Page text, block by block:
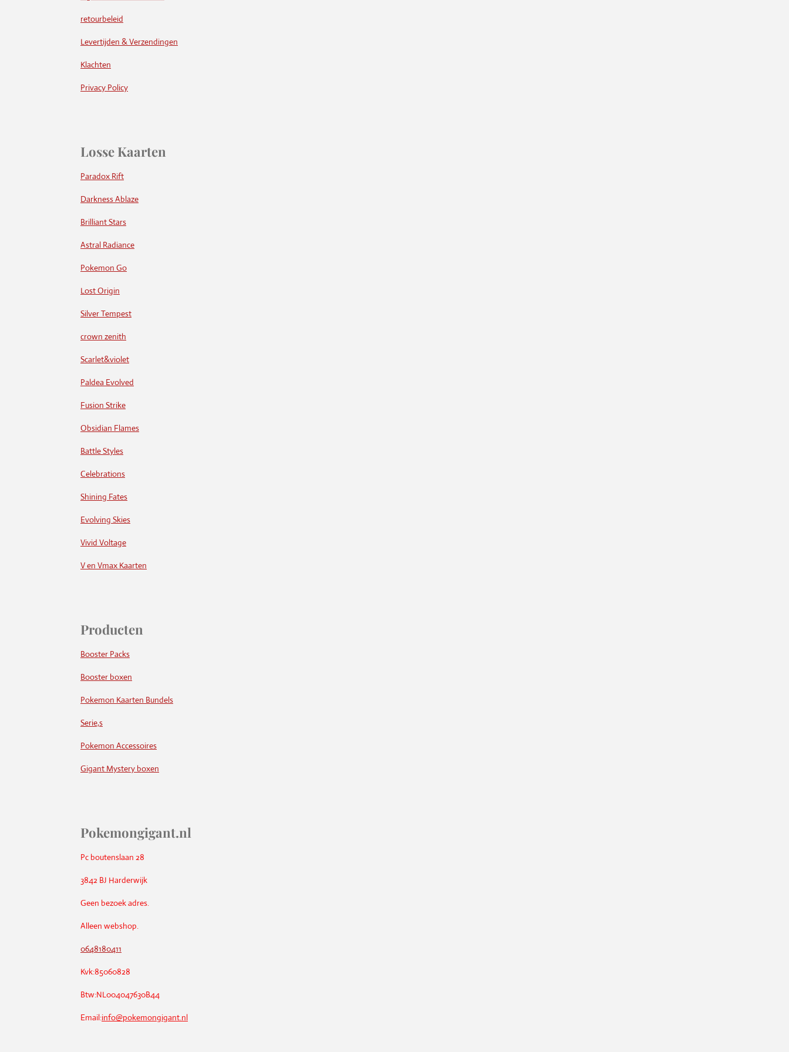
retourbeleid
Levertijden & Verzendingen
Klachten
Privacy Policy
Losse Kaarten
Paradox Rift
Darkness Ablaze
Brilliant Stars
Astral Radiance
Pokemon Go
Lost Origin
Silver Tempest
crown zenith
Scarlet&violet
Paldea Evolved
Fusion Strike
Obsidian Flames
Battle Styles
Celebrations
Shining Fates
Evolving Skies
Vivid Voltage
V en Vmax Kaarten
Producten
Booster Packs
Booster boxen
Pokemon Kaarten Bundels
Serie,s
Pokemon Accessoires
Gigant Mystery boxen
Pokemongigant.nl
Pc boutenslaan 28
3842 BJ Harderwijk
Geen bezoek adres.
Alleen webshop.
0648180411
Kvk:85060828
Btw:NL004047630B44
Email:info@pokemongigant.nl